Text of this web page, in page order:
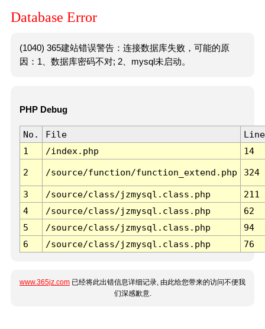
Database Error
(1040) 365建站错误警告：连接数据库失败，可能的原
因：1、数据库密码不对; 2、mysql未启动。
PHP Debug
No. File
Line
1
/index.php 14
2 /source/function/function_extend.php 324
3 /source/class/jzmysql.class.php
211
4
/source/class/jzmysql.class.php
62
5
/source/class/jzmysql.class.php
94
6
/source/class/jzmysql.class.php 76
www.365jz.com 已经将此出错信息详细记录, 由此给您带来的访问不便我
们深感歉意.